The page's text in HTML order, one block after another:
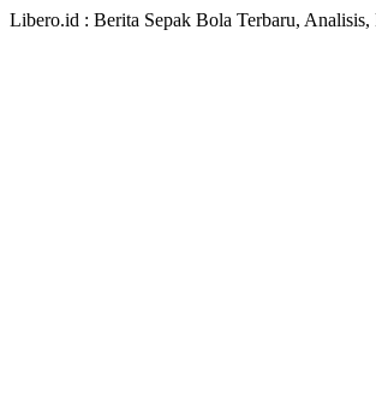
Libero.id : Berita Sepak Bola Terbaru,